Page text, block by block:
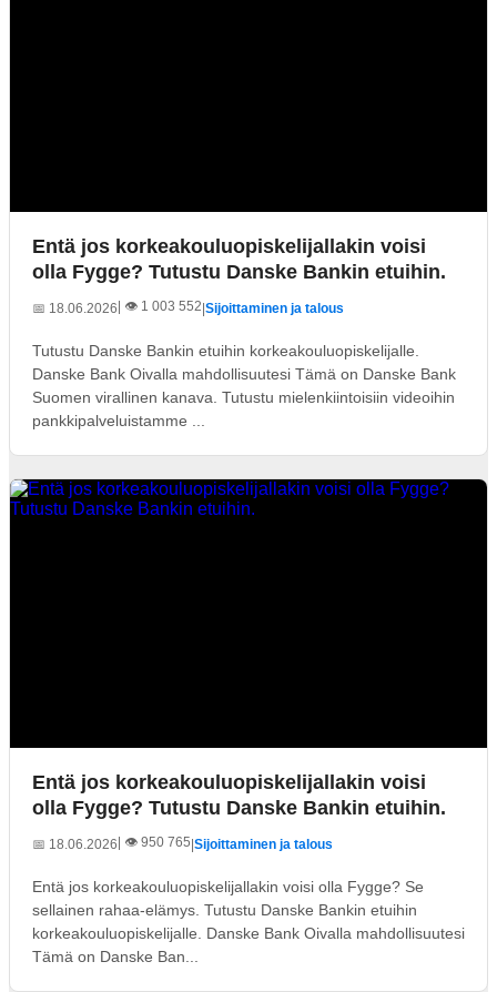
Entä jos korkeakouluopiskelijallakin voisi
olla Fygge? Tutustu Danske Bankin etuihin.
📅 18.06.2026 | 👁️ 1 003 552|Sijoittaminen ja talous
Tutustu Danske Bankin etuihin korkeakouluopiskelijalle.
Danske Bank Oivalla mahdollisuutesi Tämä on Danske Bank
Suomen virallinen kanava. Tutustu mielenkiintoisiin videoihin
pankkipalveluistamme ...
Entä jos korkeakouluopiskelijallakin voisi
olla Fygge? Tutustu Danske Bankin etuihin.
📅 18.06.2026 | 👁️ 950 765|Sijoittaminen ja talous
Entä jos korkeakouluopiskelijallakin voisi olla Fygge? Se
sellainen rahaa-elämys. Tutustu Danske Bankin etuihin
korkeakouluopiskelijalle. Danske Bank Oivalla mahdollisuutesi
Tämä on Danske Ban...